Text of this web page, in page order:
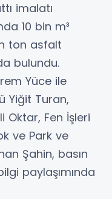
imalatı
10 bin m³
ton asfalt
bulundu.
Yüce ile
Yiğit Turan,
Oktar, Fen İşleri
ve Park ve
Şahin, basın
paylaşımında